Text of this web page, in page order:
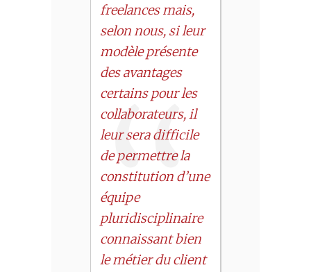
freelances mais,
selon nous, si leur
modèle présente
des avantages
certains pour les
collaborateurs, il
leur sera difficile
de permettre la
constitution d’une
équipe
pluridisciplinaire
connaissant bien
le métier du client